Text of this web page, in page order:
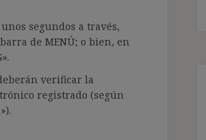
segundos a través,
de MENÚ; o bien, en
verificar la
registrado (según